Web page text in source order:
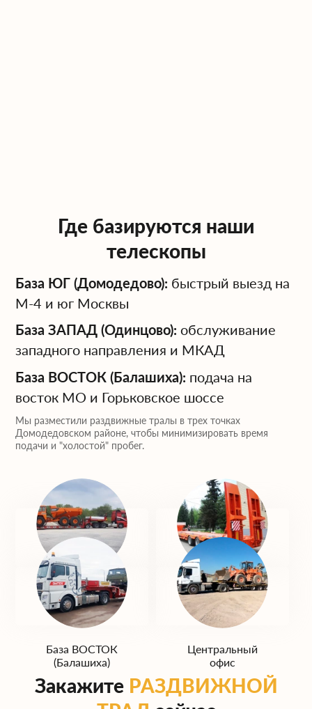
Где базируются наши
телескопы
База ЮГ (Домодедово): быстрый выезд на
М-4 и юг Москвы
База ЗАПАД (Одинцово): обслуживание
западного направления и МКАД
База ВОСТОК (Балашиха): подача на
восток МО и Горьковское шоссе
Мы разместили раздвижные тралы в трех точках
Домодедовском районе, чтобы минимизировать время
подачи и "холостой" пробег.
База ЮГ
(Домодедово)
База ЗАПАД
(Одинцово)
База ВОСТОК
(Балашиха)
Центральный
офис
Закажите РАЗДВИЖНОЙ